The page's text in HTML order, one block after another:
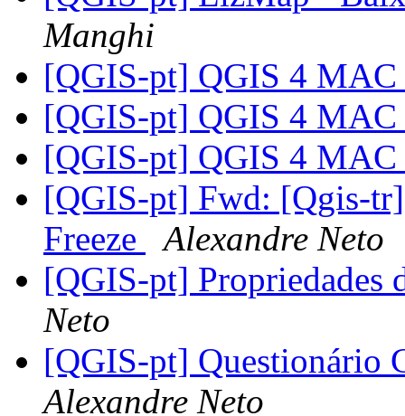
Manghi
[QGIS-pt] QGIS 4
[QGIS-pt] QGIS 4
[QGIS-pt] QGIS 4
[QGIS-pt] Fwd: [Qgis-tr]
Freeze
Alexandre Neto
[QGIS-pt] Propriedades
Neto
[QGIS-pt] Questionário
Alexandre Neto